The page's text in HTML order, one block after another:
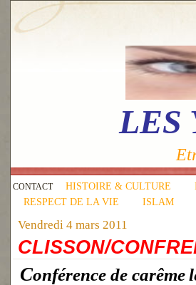
LES
CONTACT HISTOIRE & CULTURE
RESPECT DE LA VIE
ISLAM
Vendredi 4 mars 2011
CLISSON/
Conférence de carême